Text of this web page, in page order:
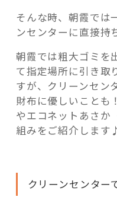
そんな時、朝霞では
ンセンターに直接持
朝霞では粗大ゴミを
て指定場所に引き取
すが、クリーンセン
財布に優しいことも
やエコネットあさか
組みをご紹介します
クリーンセンター